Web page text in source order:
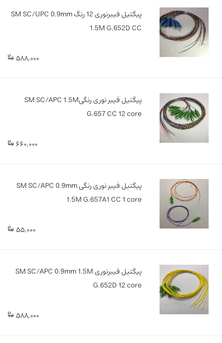
پیگتیل فیبرنوری 12 رنگ SM SC/UPC 0.9mm
1.5M G.652D CC
588,000
پیگتیل فیبر نوری رنگیSM SC/APC 1.5M
G.657 CC 12 core
660,000
پیگتیل فیبر نوری رنگی SM SC/APC 0.9mm
1.5M G.657A1 CC 1 core
55,000
پیگتیل فیبرنوری SM SC/APC 0.9mm 1.5M
G.652D 12 core
588,000